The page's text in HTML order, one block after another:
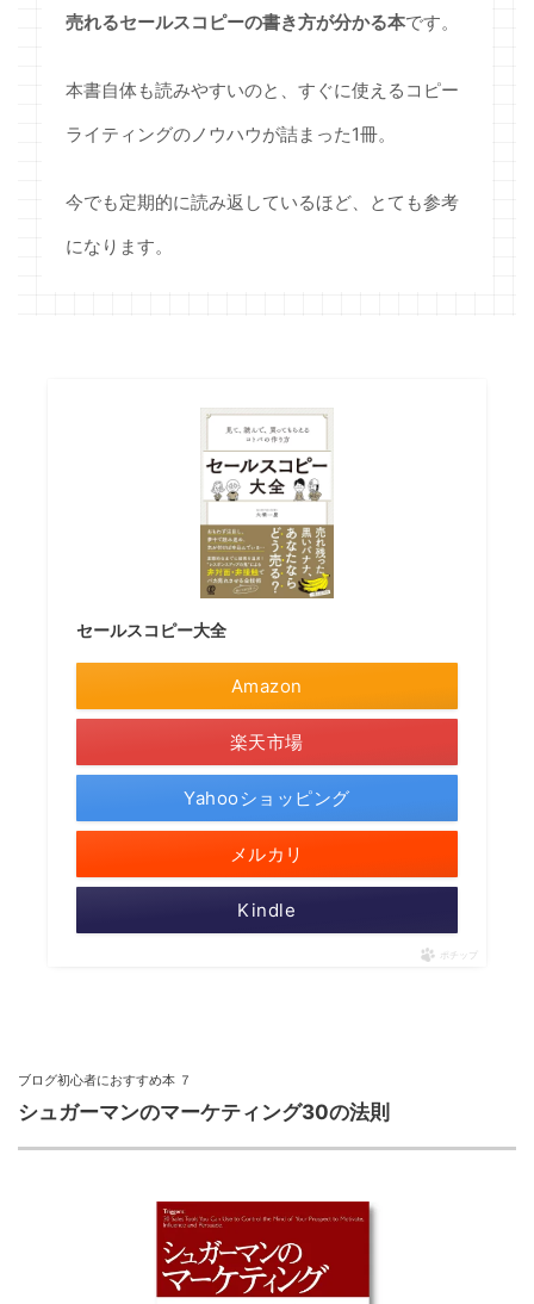
売れるセールスコピーの書き方が分かる本です。
本書自体も読みやすいのと、すぐに使えるコピー
ライティングのノウハウが詰まった1冊。
今でも定期的に読み返しているほど、とても参考
になります。
セールスコピー大全
Amazon
楽天市場
Yahooショッピング
メルカリ
Kindle
ポチップ
ブログ初心者におすすめ本 ７
シュガーマンのマーケティング30の法則